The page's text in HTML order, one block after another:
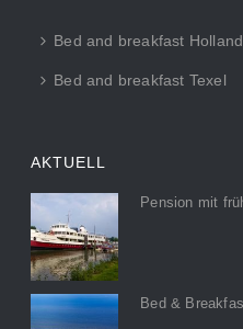
Bed and breakfast
Bed and breakfast Texel
AKTUELL
Pension mit
Bed &